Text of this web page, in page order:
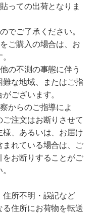
っての出荷となりま
でご了承ください。
ご購入の場合は、お
の不測の事態に伴う
な地域、またはご指
ございます。
からのご指導によ
注文はお断りさせて
、あるいは、お届け
れている場合は、ご
お断りすることがご
住所不明・誤記など
住所にお荷物を転送